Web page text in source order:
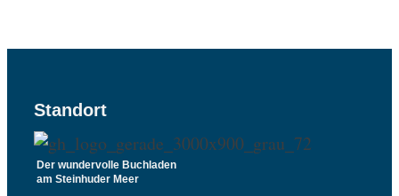
Standort
Der wundervolle Buchladen
am Steinhuder Meer